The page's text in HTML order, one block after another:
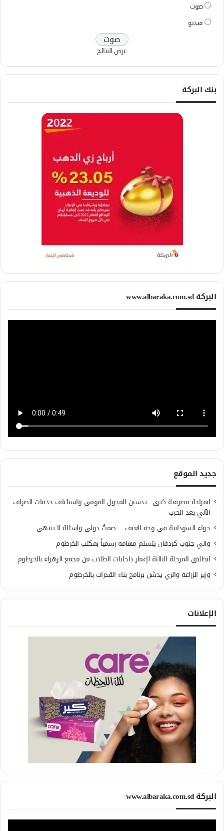
صوت
فيديو
عرض النتائج
بنك البركة
البركة www.albaraka.com.sd
جديد الموقع
انفراجة مصرفية كبرى.. تدشين المحول القومي واستئناف خدمات الصراف
الآلي بعد الحرب
حواء السودانية في وجه العنف… صمتٌ دولي وأسئلة لا تنتهي
والي جنوب كردفان يتسلم مهامه رسمياً بمكتب الخرطوم
انطلاق المرحلة الثالثة لإعمار داخليات الطلاب من مجمع الزهراء بالخرطوم
وزير الزراعة والري يدشن برنامج بناء القدرات بالخرطوم
الإعلانات
البركة www.albaraka.com.sd